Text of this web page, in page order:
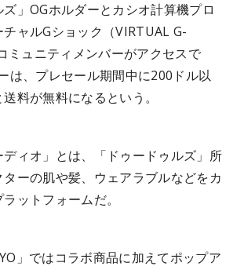
ズ」OGホルダーとカシオ計算機プロ
ャルGショック（VIRTUAL G-
ミュニティメンバーがアクセスで
は、プレセール期間中に200ドル以
料が無料になるという。
ィオ」とは、「ドゥードゥルズ」所
ーの肌や髪、ウェアラブルなどをカ
ットフォームだ。
」ではコラボ商品に加えてポップア